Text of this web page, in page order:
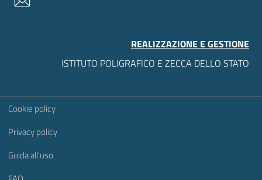
REALIZZAZIONE E GESTIONE
ISTITUTO POLIGRAFICO E ZECCA DELLO STATO
Sezione Link Utili
Cookie policy
Privacy policy
Guida all'uso